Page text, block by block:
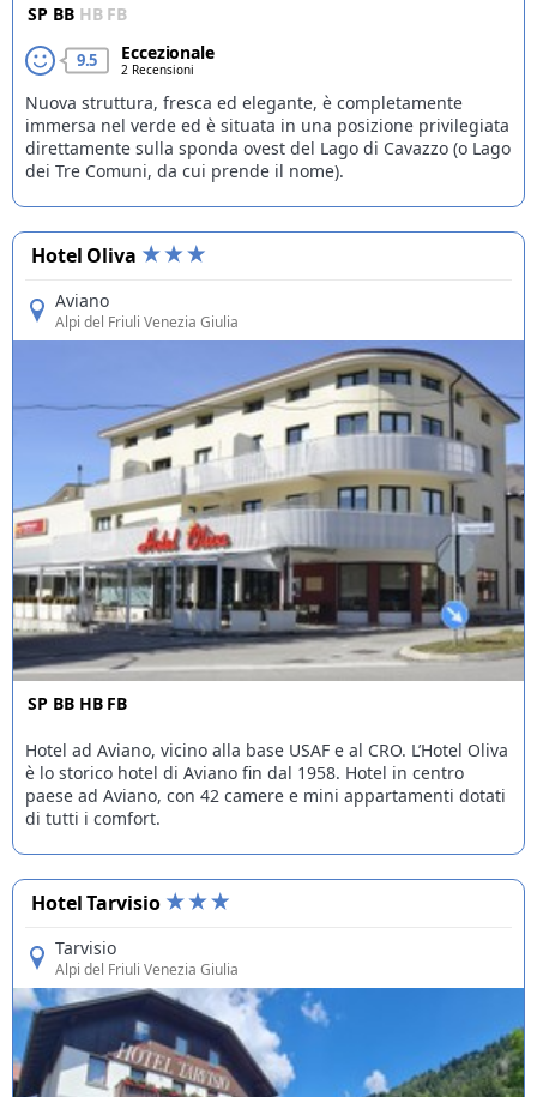
SP BB HB FB
9.5 Eccezionale
2 Recensioni
Nuova struttura, fresca ed elegante, è completamente
immersa nel verde ed è situata in una posizione privilegiata
direttamente sulla sponda ovest del Lago di Cavazzo (o Lago
dei Tre Comuni, da cui prende il nome).
Hotel Oliva
Aviano
Alpi del Friuli Venezia Giulia
SP BB HB FB
Hotel ad Aviano, vicino alla base USAF e al CRO. L’Hotel Oliva
è lo storico hotel di Aviano fin dal 1958. Hotel in centro
paese ad Aviano, con 42 camere e mini appartamenti dotati
di tutti i comfort.
Hotel Tarvisio
Tarvisio
Alpi del Friuli Venezia Giulia